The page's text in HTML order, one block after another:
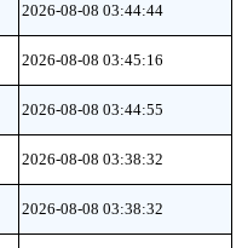
2026-08-08 03:44:44
2026-08-08 03:45:16
2026-08-08 03:44:55
2026-08-08 03:38:32
2026-08-08 03:38:32